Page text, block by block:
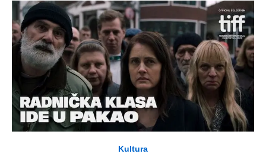
Kultura